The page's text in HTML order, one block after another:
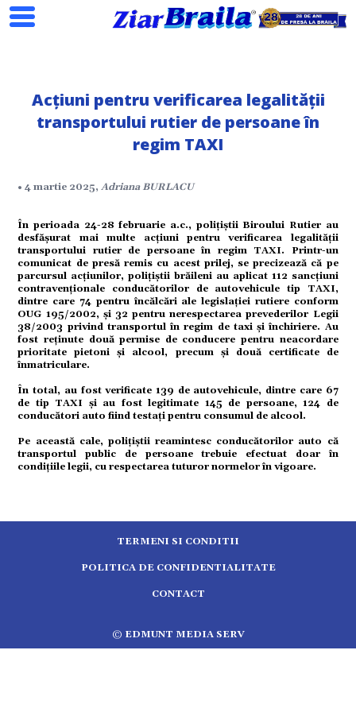
Search
Acțiuni pentru verificarea legalității
transportului rutier de persoane în
regim TAXI
• 4 martie 2025,Adriana BURLACU
În perioada 24-28 februarie a.c., polițiștii Biroului Rutier au
desfășurat mai multe acțiuni pentru verificarea legalității
transportului rutier de persoane în regim TAXI. Printr-un
comunicat de presă remis cu acest prilej, se precizează că pe
parcursul acțiunilor, polițiștii brăileni au aplicat 112 sancțiuni
contravenționale conducătorilor de autovehicule tip TAXI,
dintre care 74 pentru încălcări ale legislației rutiere conform
OUG 195/2002, și 32 pentru nerespectarea prevederilor Legii
38/2003 privind transportul în regim de taxi și închiriere. Au
fost reținute două permise de conducere pentru neacordare
prioritate pietoni și alcool, precum și două certificate de
înmatriculare.
În total, au fost verificate 139 de autovehicule, dintre care 67
de tip TAXI și au fost legitimate 145 de persoane, 124 de
conducători auto fiind testați pentru consumul de alcool.
Pe această cale, polițiștii reamintesc conducătorilor auto că
transportul public de persoane trebuie efectuat doar în
condițiile legii, cu respectarea tuturor normelor în vigoare.
TERMENI SI CONDITII
POLITICA DE CONFIDENTIALITATE
CONTACT
© EDMUNT MEDIA SERV